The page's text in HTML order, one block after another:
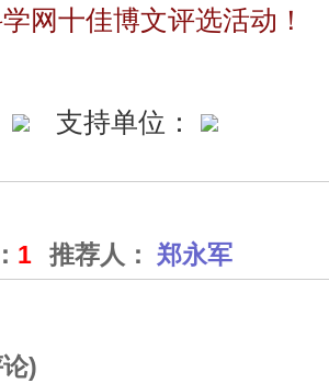
网十佳博文评选活动！
支持单位：
1 推荐人： 郑永军
)